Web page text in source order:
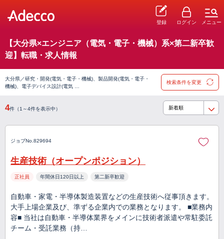
登録 ログイン メニュー
【大分県×エンジニア（電気・電子・機械）系×第二新卒歓
迎】転職・求人情報
大分県／研究・開発(電気・電子・機械)、製品開発(電気・電子・
機械)、電子デバイス設計(電気 …
検索条件を変更
4件（1～4件を表示中）
ジョブNo.829694
生産技術（オープンポジション）
正社員 年間休日120日以上 第二新卒歓迎
自動車・家電・半導体製造装置などの生産技術へ従事頂きます。
大手上場企業及び、準ずる企業内での業務となります。 ■業務内
容■ 当社は自動車・半導体業界をメインに技術者派遣や常駐委託
チーム・受託業務（持…